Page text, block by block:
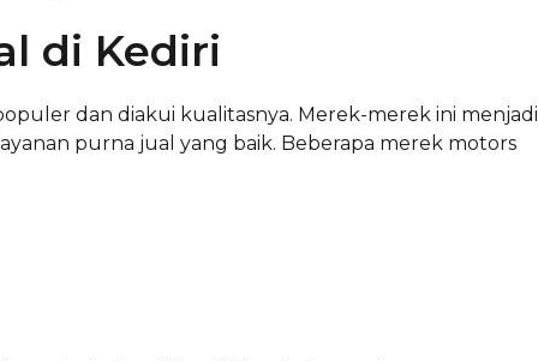
di Kediri
dan diakui kualitasnya. Merek-merek ini menjadi
purna jual yang baik. Beberapa merek motors